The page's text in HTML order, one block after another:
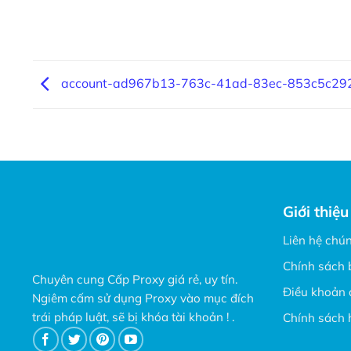
account-ad967b13-763c-41ad-83ec-
Chuyên cung Cấp Proxy giá rẻ, uy tín.
Ngiêm cấm sử dụng Proxy vào mục đích
trái pháp luật, sẽ bị khóa tài khoản ! .
Giới thiệu
Liên hệ
Chính sách
Điều khoản
Chính sách